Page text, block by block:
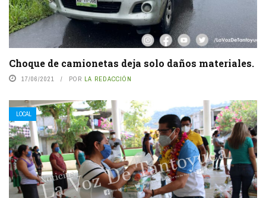
Choque de camionetas deja solo daños materiales.
17/06/2021 POR LA REDACCIÓN
LOCAL